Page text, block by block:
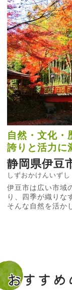
自然・文化・
誇りと活力に
静岡県伊豆
しずおかけんいずし
伊豆市は広い市域
り、四季が織りな
そんな自然を活か
おすすめ